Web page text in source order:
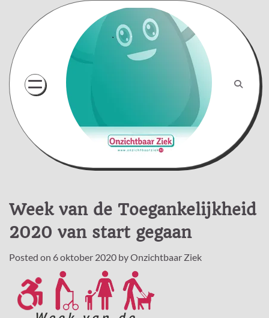
content
Week van de Toegankelijkheid
2020 van start gegaan
Posted on 6 oktober 2020 byOnzichtbaar Ziek